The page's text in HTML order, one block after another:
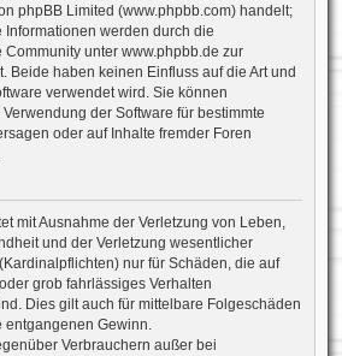
phpBB Limited (www.phpbb.com) handelt;
Informationen werden durch die
unter www.phpbb.de zur
Beide haben keinen Einfluss auf die Art und
verwendet wird. Sie können
der Software für bestimmte
oder auf Inhalte fremder Foren
mit Ausnahme der Verletzung von Leben,
und der Verletzung wesentlicher
nur für Schäden, die auf
grob fahrlässiges Verhalten
Dies gilt auch für mittelbare Folgeschäden
entgangenen Gewinn.
Verbrauchern außer bei